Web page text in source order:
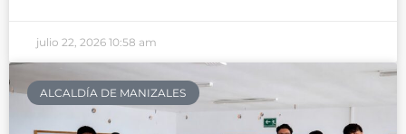
julio 22, 2026 10:58 am
ALCALDÍA DE MANIZALES